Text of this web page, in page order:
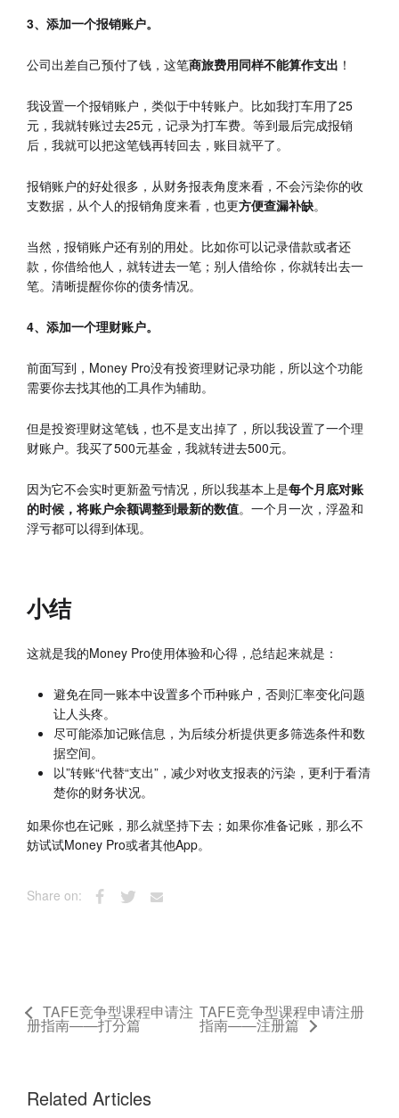
3、添加一个报销账户。
公司出差自己预付了钱，这笔商旅费用同样不能算作支出 ！
我设置一个报销账户，类似于中转账户。比如我打车用了25
元，我就转账过去25元，记录为打车费。等到最后完成报销
后，我就可以把这笔钱再转回去，账目就平了。
报销账户的好处很多，从财务报表角度来看，不会污染你的收
支数据，从个人的报销角度来看，也更方便查漏补缺。
当然，报销账户还有别的用处。比如你可以记录借款或者还
款，你借给他人，就转进去一笔；别人借给你，你就转出去一
笔。清晰提醒你你的债务情况。
4、添加一个理财账户。
前面写到，Money Pro没有投资理财记录功能，所以这个功能
需要你去找其他的工具作为辅助。
但是投资理财这笔钱，也不是支出掉了，所以我设置了一个理
财账户。我买了500元基金，我就转进去500元。
因为它不会实时更新盈亏情况，所以我基本上是每个月底对账
的时候，将账户余额调整到最新的数值。一个月一次，浮盈和
浮亏都可以得到体现。
小结
这就是我的Money Pro使用体验和心得，总结起来就是：
避免在同一账本中设置多个币种账户，否则汇率变化问题
让人头疼。
尽可能添加记账信息，为后续分析提供更多筛选条件和数
据空间。
以”转账“代替“支出”，减少对收支报表的污染，更利于看清
楚你的财务状况。
如果你也在记账，那么就坚持下去；如果你准备记账，那么不
妨试试Money Pro或者其他App。
Share on:
TAFE竞争型课程申请注
册指南——打分篇
TAFE竞争型课程申请注册
指南——注册篇
Related Articles